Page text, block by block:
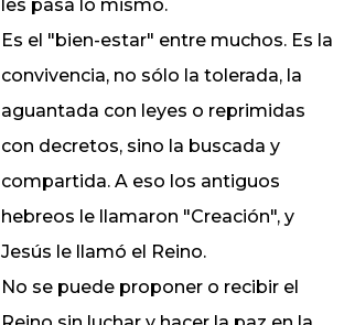
les pasa lo mismo.
Es el "bien-estar" entre muchos. Es la
convivencia, no sólo la tolerada, la
aguantada con leyes o reprimidas
con decretos, sino la buscada y
compartida. A eso los antiguos
hebreos le llamaron "Creación", y
Jesús le llamó el Reino.
No se puede proponer o recibir el